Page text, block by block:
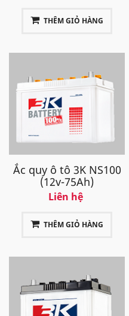
THÊM GIỎ HÀNG
Ắc quy ô tô 3K NS100
(12v-75Ah)
Liên hệ
THÊM GIỎ HÀNG